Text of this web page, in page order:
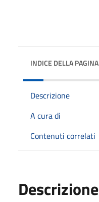
INDICE DELLA PAGINA
Descrizione
A cura di
Contenuti correlati
Descrizione